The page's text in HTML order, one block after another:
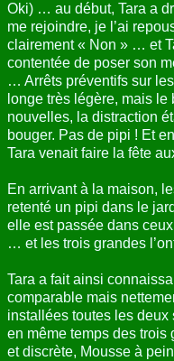
Oki) … au début, Tara a
me rejoindre, je l’ai
clairement « Non » … et
contentée de poser son
… Arrêts préventifs sur
longe très légère, mais
nouvelles, la distraction
bouger. Pas de pipi ! Et
Tara venait faire la fête
En arrivant à la maison,
retenté un pipi dans le
elle est passée dans
… et les trois grandes
Tara a fait ainsi
comparable mais
installées toutes les
en même temps des trois
et discrète, Mousse à